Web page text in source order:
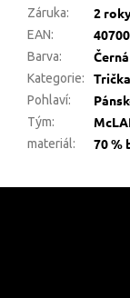
Záruka: 2
EAN:
Barva: Černá
Kategorie: Trička
Pohlaví:
Tým:
materiál: 70 %